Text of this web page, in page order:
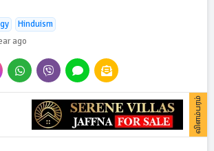
Hinduism
ago
விளம்பரம்